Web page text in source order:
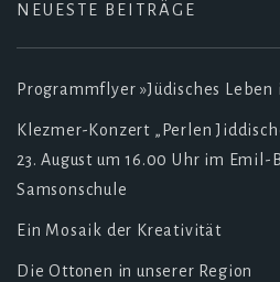
NEUESTE BEITRÄGE
Programmflyer »Jüdisches
Klezmer-Konzert „Perlen
23. August um 16.00 Uhr im
Samsonschule
Ein Mosaik der Kreativität
Die Ottonen in unserer Region